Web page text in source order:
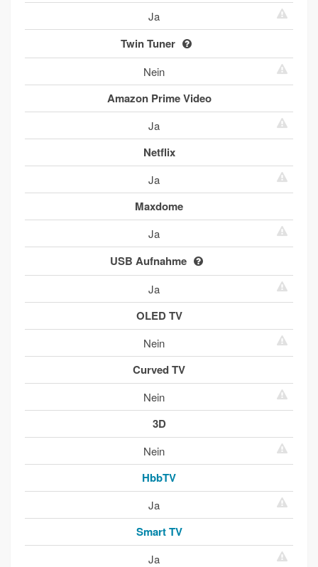
Ja
Twin Tuner
Nein
Amazon Prime Video
Ja
Netflix
Ja
Maxdome
Ja
USB Aufnahme
Ja
OLED TV
Nein
Curved TV
Nein
3D
Nein
HbbTV
Ja
Smart TV
Ja